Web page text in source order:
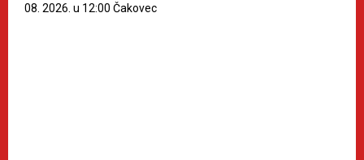
08. 2026. u 12:00 Čakovec